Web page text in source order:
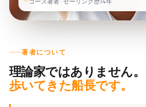
著者について
理論家ではありません。
歩いてきた船長です。